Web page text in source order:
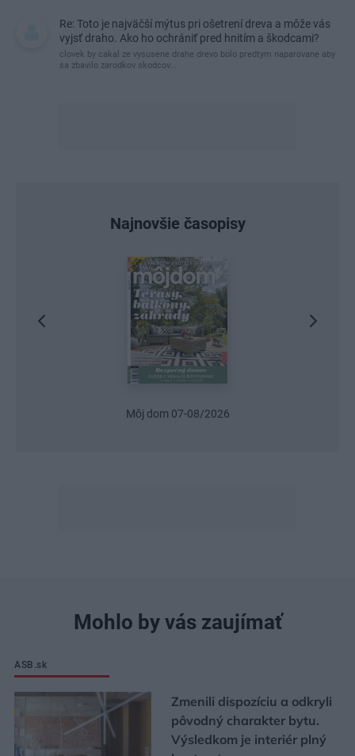
Re: Toto je najväčší mýtus pri ošetrení dreva a môže vás
vyjsť draho. Ako ho ochrániť pred hnitím a škodcami?
clovek by cakal ze vysusene drahe drevo bolo predtym naparovane aby
sa zbavilo zarodkov skodcov...
Najnovšie časopisy
Môj dom 07-08/2026
Mohlo by vás zaujímať
ASB.sk
Zmenili dispozíciu a odkryli
pôvodný charakter bytu.
Výsledkom je interiér plný